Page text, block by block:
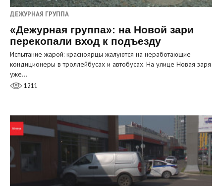
ДЕЖУРНАЯ ГРУППА
«Дежурная группа»: на Новой зари
перекопали вход к подъезду
Испытание жарой: красноярцы жалуются на неработающие
кондиционеры в троллейбусах и автобусах. На улице Новая заря
уже…
1211